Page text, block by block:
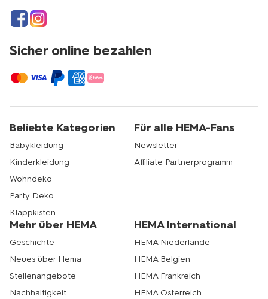
Sicher online bezahlen
Beliebte Kategorien
Babykleidung
Kinderkleidung
Wohndeko
Party Deko
Klappkisten
Für alle HEMA-Fans
Newsletter
Affiliate Partnerprogramm
Mehr über HEMA
Geschichte
Neues über Hema
Stellenangebote
Nachhaltigkeit
HEMA International
HEMA Niederlande
HEMA Belgien
HEMA Frankreich
HEMA Österreich